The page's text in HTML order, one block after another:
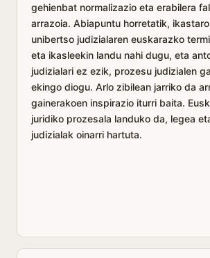
gehienbat normalizazio eta erabilera
arrazoia. Abiapuntu horretatik,
unibertso judizialaren euskarazko
eta ikasleekin landu nahi dugu, eta
judizialari ez ezik, prozesu judizialen
ekingo diogu. Arlo zibilean jarriko da
gainerakoen inspirazio iturri baita.
juridiko prozesala landuko da, legea
judizialak oinarri hartuta.